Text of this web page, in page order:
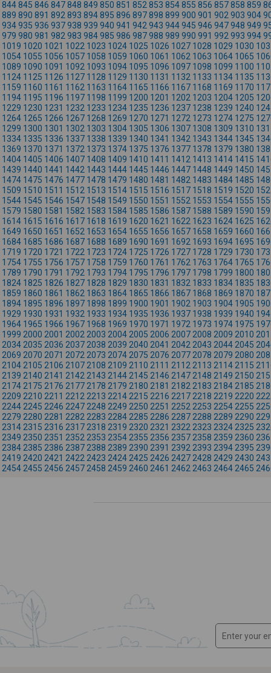
844845 846 847848 849 850 851 852 853 854855 856 857858 859
889 890 891 892 893 894895 896 897898 899 900 901 902 903 904
934935 936 937938 939 940 941 942 943 944945 946 947948 949
979 980 981 982 983 984985 986 987988 989 990 991 992 993 994
1019 1020 1021 1022 1023 1024 1025 1026 1027 1028 1029 1030
1054 1055 1056 1057 1058 1059 1060 1061 1062 1063 1064 1065
1089 1090 1091 1092 1093 1094 1095 1096 1097 1098 1099 1100
1124 1125 1126 1127 1128 1129 1130 1131 1132 1133 1134 1135
1159 1160 1161 1162 1163 1164 1165 1166 1167 1168 1169 1170
1194 1195 1196 1197 1198 1199 1200 1201 1202 1203 1204 1205
1229 1230 1231 1232 1233 1234 1235 1236 1237 1238 1239 1240
1264 1265 1266 1267 1268 1269 1270 1271 1272 1273 1274 1275
1299 1300 1301 1302 1303 1304 1305 1306 1307 1308 1309 1310
1334 1335 1336 1337 1338 1339 1340 1341 1342 1343 1344 1345
1369 1370 1371 1372 1373 1374 1375 1376 1377 1378 1379 1380
1404 1405 1406 1407 1408 1409 1410 1411 1412 1413 1414 1415
1439 1440 1441 1442 1443 1444 1445 1446 1447 1448 1449 1450
1474 1475 1476 1477 1478 1479 1480 1481 1482 1483 1484 1485
1509 1510 1511 1512 1513 1514 1515 1516 1517 1518 1519 1520
1544 1545 1546 1547 1548 1549 1550 1551 1552 1553 1554 1555
1579 1580 1581 1582 1583 1584 1585 1586 1587 1588 1589 1590
1614 1615 1616 1617 1618 1619 1620 1621 1622 1623 1624 1625
1649 1650 1651 1652 1653 1654 1655 1656 1657 1658 1659 1660
1684 1685 1686 1687 1688 1689 1690 1691 1692 1693 1694 1695
1719 1720 1721 1722 1723 1724 1725 1726 1727 1728 1729 1730
1754 1755 1756 1757 1758 1759 1760 1761 1762 1763 1764 1765
1789 1790 1791 1792 1793 1794 1795 1796 1797 1798 1799 1800
1824 1825 1826 1827 1828 1829 1830 1831 1832 1833 1834 1835
1859 1860 1861 1862 1863 1864 1865 1866 1867 1868 1869 1870
1894 1895 1896 1897 1898 1899 1900 1901 1902 1903 1904 1905
1929 1930 1931 1932 1933 1934 1935 1936 1937 1938 1939 1940
1964 1965 1966 1967 1968 1969 1970 1971 1972 1973 1974 1975
1999 2000 2001 2002 2003 2004 2005 2006 2007 2008 2009 2010
2034 2035 2036 2037 2038 2039 2040 2041 2042 2043 2044 2045
2069 2070 2071 2072 2073 2074 2075 2076 2077 2078 2079 2080
2104 2105 2106 2107 2108 2109 2110 2111 2112 2113 2114 2115
2139 2140 2141 2142 2143 2144 2145 2146 2147 2148 2149 2150
2174 2175 2176 2177 2178 2179 2180 2181 2182 2183 2184 2185
2209 2210 2211 2212 2213 2214 2215 2216 2217 2218 2219 2220
2244 2245 2246 2247 2248 2249 2250 2251 2252 2253 2254 2255
2279 2280 2281 2282 2283 2284 2285 2286 2287 2288 2289 2290
2314 2315 2316 2317 2318 2319 2320 2321 2322 2323 2324 2325
2349 2350 2351 2352 2353 2354 2355 2356 2357 2358 2359 2360
2384 2385 2386 2387 2388 2389 2390 2391 2392 2393 2394 2395
2419 2420 2421 2422 2423 2424 2425 2426 2427 2428 2429 2430
2454 2455 2456 2457 2458 2459 2460 2461 2462 2463 2464 2465